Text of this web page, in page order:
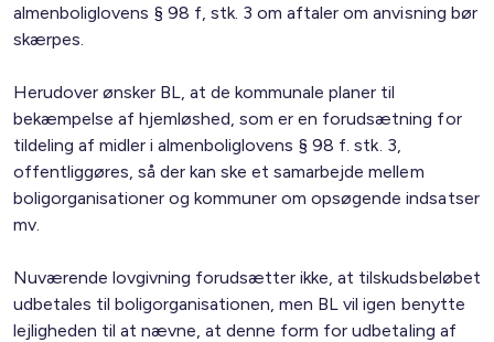
almenboliglovens § 98 f, stk. 3 om aftaler om anvisning bør
skærpes.
Herudover ønsker BL, at de kommunale planer til
bekæmpelse af hjemløshed, som er en forudsætning for
tildeling af midler i almenboliglovens § 98 f. stk. 3,
offentliggøres, så der kan ske et samarbejde mellem
boligorganisationer og kommuner om opsøgende indsatser
mv.
Nuværende lovgivning forudsætter ikke, at tilskudsbeløbet
udbetales til boligorganisationen, men BL vil igen benytte
lejligheden til at nævne, at denne form for udbetaling af